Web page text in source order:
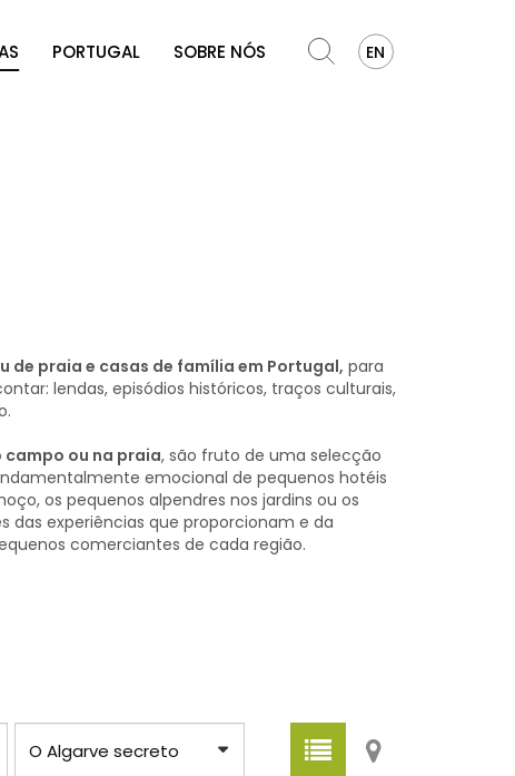
PORTUGAL SOBRE NÓS EN
de praia e casas de família em Portugal, para
lendas, episódios históricos, traços culturais,
campo ou na praia, são fruto de uma selecção
emocional de pequenos hotéis
os pequenos alpendres nos jardins ou os
das experiências que proporcionam e da
comerciantes de cada região.